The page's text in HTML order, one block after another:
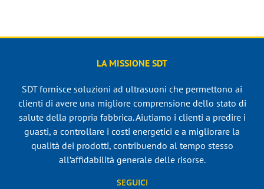
LA MISSIONE SDT
SDT fornisce soluzioni ad ultrasuoni che permettono ai
clienti di avere una migliore comprensione dello stato di
salute della propria fabbrica. Aiutiamo i clienti a predire i
guasti, a controllare i costi energetici e a migliorare la
qualità dei prodotti, contribuendo al tempo stesso
all’affidabilità generale delle risorse.
SEGUICI